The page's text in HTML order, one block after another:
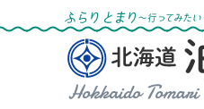
ふらりとまり～行っ
い・帰ってきたい～